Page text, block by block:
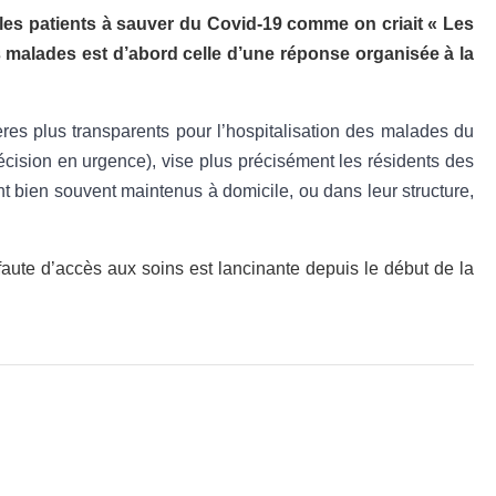
patients à sauver du Covid-19 comme on criait « Les
est d’abord celle d’une réponse organisée à la
plus transparents pour l’hospitalisation des malades du
en urgence), vise plus précisément les résidents des
bien souvent maintenus à domicile, ou dans leur structure,
d’accès aux soins est lancinante depuis le début de la